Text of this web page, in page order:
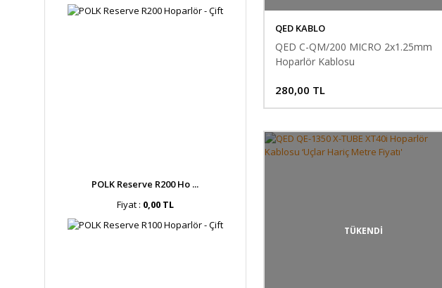
POLK Reserve R200 Ho ...
Fiyat : 0,00 TL
QED KABLO
QED C-QM/200 MICRO 2x1.25mm
Hoparlör Kablosu
280,00 TL
TÜKENDİ